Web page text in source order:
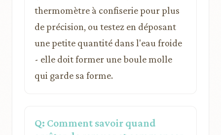
thermomètre à confiserie pour plus
de précision, ou testez en déposant
une petite quantité dans l'eau froide
- elle doit former une boule molle
qui garde sa forme.
Q: Comment savoir quand